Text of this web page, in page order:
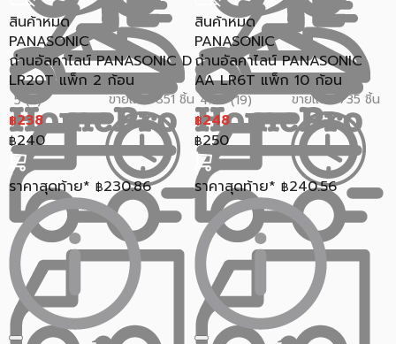
สินค้าหมด
PANASONIC
ถ่านอัลคาไลน์ PANASONIC D
LR20T แพ็ก 2 ก้อน
5 (5) ขายแล้ว 851 ชิ้น
฿238
฿240
ราคาสุดท้าย* ฿230.86
สินค้าหมด
PANASONIC
ถ่านอัลคาไลน์ PANASONIC
AA LR6T แพ็ก 10 ก้อน
4.95 (19) ขายแล้ว 735 ชิ้น
฿248
฿250
ราคาสุดท้าย* ฿240.56